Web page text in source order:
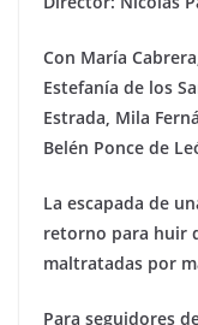
Con María
Estefanía de los
Estrada, Mila
Belén Ponce de Le
La escapada de
retorno para huir
maltratadas por
Para seguidores